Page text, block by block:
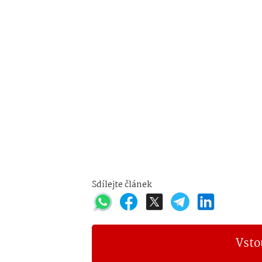
Sdílejte článek